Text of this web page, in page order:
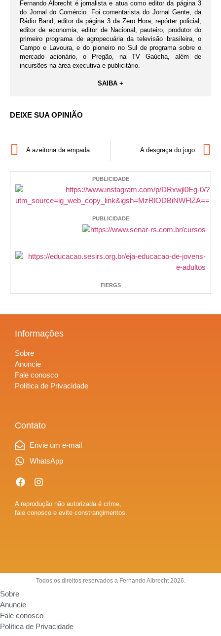
Fernando Albrecht é jornalista e atua como editor da página 3
do Jornal do Comércio. Foi comentarista do Jornal Gente, da
Rádio Band, editor da página 3 da Zero Hora, repórter policial,
editor de economia, editor de Nacional, pauteiro, produtor do
primeiro programa de agropecuária da televisão brasileira, o
Campo e Lavoura, e do pioneiro no Sul de programa sobre o
mercado acionário, o Pregão, na TV Gaúcha, além de
incursões na área executiva e publicitário.
SAIBA +
DEIXE SUA OPINIÃO
A azeitona da empada A desgraça do jogo
PUBLICIDADE
PUBLICIDADE
FIERGS
Informações
Sobre
Anuncie
Fale conosco
Política de Privacidade
Contato
Envie um e-mail
WhatsApp
A reprodução não autorizada é crime,
fale conosco e evite constrangimentos.
Todos os direitos reservados a Fernando Albrecht 2026.
Sobre
Anuncie
Fale conosco
Política de Privacidade